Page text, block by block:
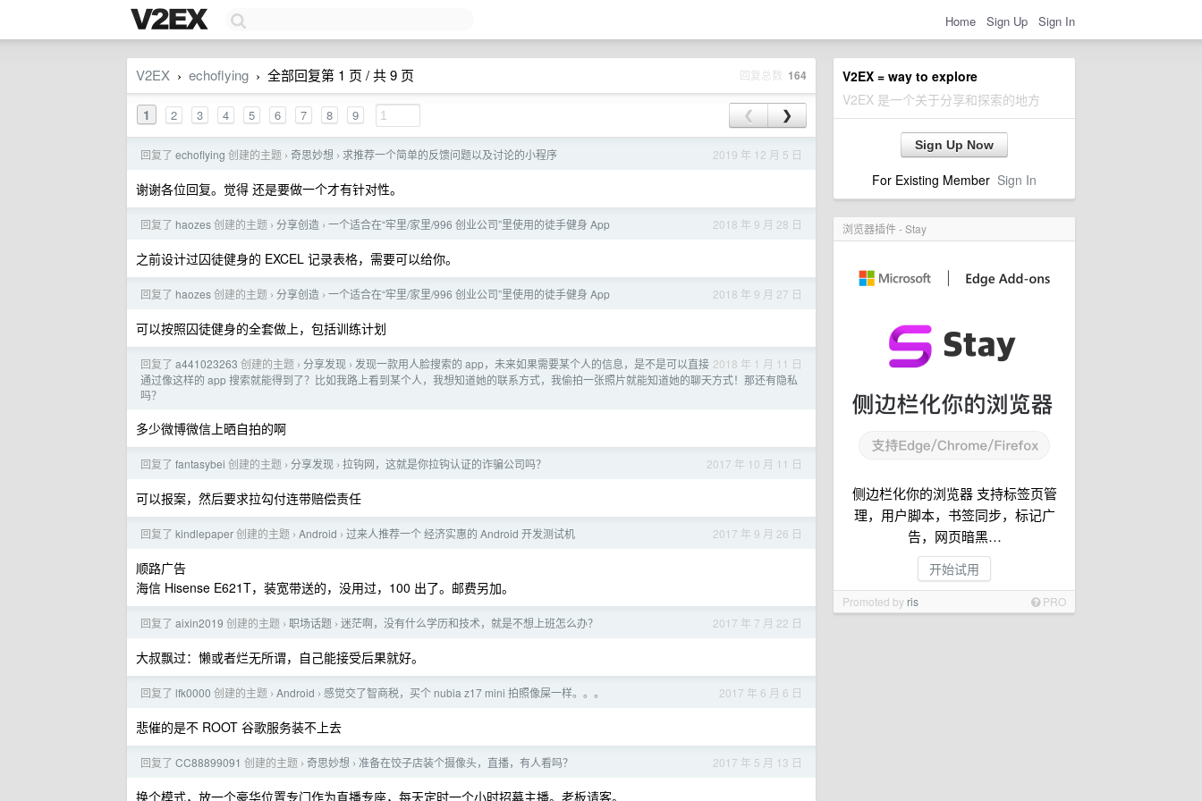
Home Sign Up Sign In
V2EX = way to explore
V2EX 是一个关于分享和探索的地方
Sign Up Now
For Existing Member Sign In
浏览器插件 - Stay
侧边栏化你的浏览器 支持标签页管
理，用户脚本，书签同步，标记广
告，网页暗黑…
开始试用
Promoted by ris PRO
V2EX › echoflying › 全部回复第 1 页 / 共 9 页 回复总数 164
1 2 3 4 5 6 7 8 9 ❮ ❯
2019 年 12 月 5 日
回复了 echoflying 创建的主题 › 奇思妙想 › 求推荐一个简单的反馈问题以及讨论的小程序
谢谢各位回复。觉得 还是要做一个才有针对性。
2018 年 9 月 28 日
回复了 haozes创建的主题 › 分享创造 › 一个适合在“牢里/家里/996 创业公司”里使用的徒手健身 App
之前设计过囚徒健身的 EXCEL 记录表格，需要可以给你。
2018 年 9 月 27 日
回复了 haozes创建的主题 › 分享创造 › 一个适合在“牢里/家里/996 创业公司”里使用的徒手健身 App
可以按照囚徒健身的全套做上，包括训练计划
2018 年 1 月 11 日
回复了 a441023263 创建的主题 › 分享发现 › 发现一款用人脸搜索的 app，未来如果需要某个人的信息，是不是可以直接
通过像这样的 app 搜索就能得到了？比如我路上看到某个人，我想知道她的联系方式，我偷拍一张照片就能知道她的聊天方式！那还有隐私
吗？
多少微博微信上晒自拍的啊
2017 年 10 月 11 日
回复了 fantasybei 创建的主题 › 分享发现 › 拉钩网，这就是你拉钩认证的诈骗公司吗？
可以报案，然后要求拉勾付连带赔偿责任
2017 年 9 月 26 日
回复了 kindlepaper创建的主题 › Android › 过来人推荐一个 经济实惠的 Android 开发测试机
顺路广告
海信 Hisense E621T，装宽带送的，没用过，100 出了。邮费另加。
2017 年 7 月 22 日
回复了 aixin2019 创建的主题 › 职场话题 › 迷茫啊，没有什么学历和技术，就是不想上班怎么办？
大叔飘过：懒或者烂无所谓，自己能接受后果就好。
2017 年 6 月 6 日
回复了 lfk0000 创建的主题 › Android › 感觉交了智商税，买个 nubia z17 mini 拍照像屎一样。。。
悲催的是不 ROOT 谷歌服务装不上去
2017 年 5 月 13 日
回复了 CC88899091 创建的主题 › 奇思妙想 › 准备在饺子店装个摄像头，直播，有人看吗？
换个模式，放一个豪华位置专门作为直播专座，每天定时一个小时招募主播。老板请客。